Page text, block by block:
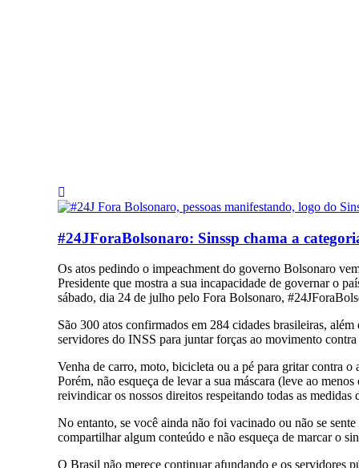
#24JForaBolsonaro: Sinssp chama a
Os atos pedindo o impeachment do governo Bolsonaro
Presidente que mostra a sua incapacidade de governar o
sábado, dia 24 de julho pelo Fora Bolsonaro,
São 300 atos confirmados em 284 cidades brasileiras,
servidores do INSS para juntar forças ao movimento
Venha de carro, moto, bicicleta ou a pé para gritar contra
Porém, não esqueça de levar a sua máscara (leve ao
reivindicar os nossos direitos respeitando todas as medidas
No entanto, se você ainda não foi vacinado ou não se
compartilhar algum conteúdo e não esqueça de marcar o
O Brasil não merece continuar afundando e os servidores